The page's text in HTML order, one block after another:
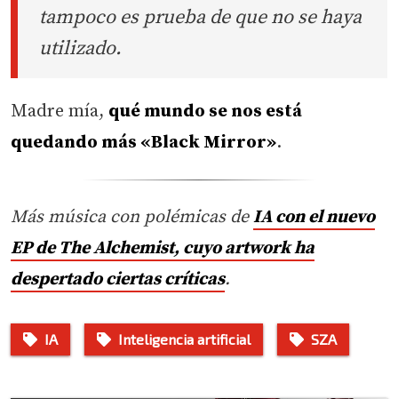
tampoco es prueba de que no se haya
utilizado.
Madre mía, qué mundo se nos está
quedando más «Black Mirror».
Más música con polémicas deIA con el nuevo
EP de The Alchemist, cuyo artwork ha
despertado ciertas críticas.
IA Inteligencia artificial SZA